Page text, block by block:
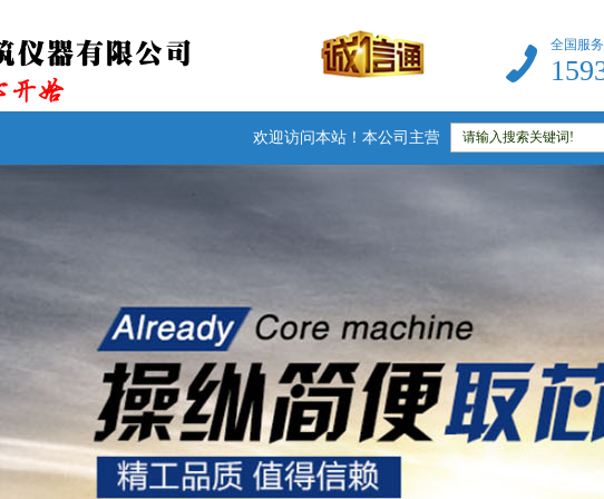
全国服务
欢迎访问本站！本公司主营：防水卷材检测仪器|建